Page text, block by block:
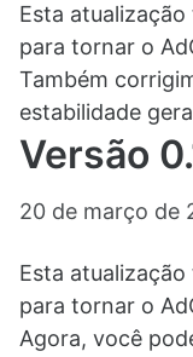
Esta
para tornar o
Também
estabilidade
Versão
20 de março de
Esta
para tornar o
Agora, você